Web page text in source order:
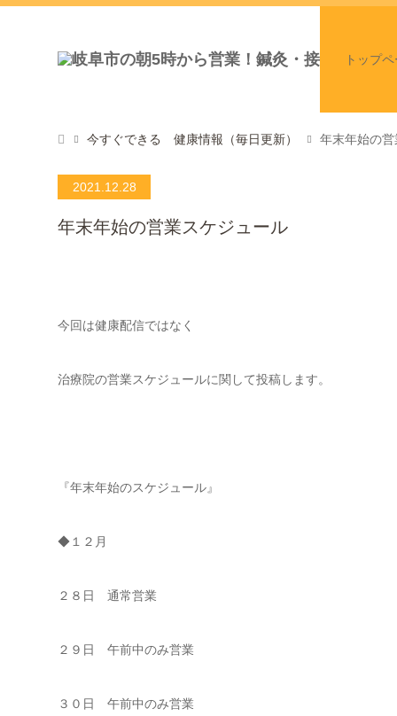
トップ
今すぐできる 健康情報（毎日更新） 年末年始の
2021.12.28
年末年始の営業スケジュール
今回は健康配信ではなく
治療院の営業スケジュールに関して投稿します。
『年末年始のスケジュール』
◆１２月
２８日 通常営業
２９日 午前中のみ営業
３０日 午前中のみ営業